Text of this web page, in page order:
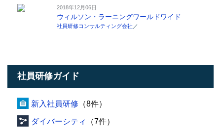
2018年12月06日
ウィルソン・ラーニングワールドワイド
社員研修コンサルティング会社 ／
社員研修ガイド
新入社員研修 （8件）
ダイバーシティ （7件）